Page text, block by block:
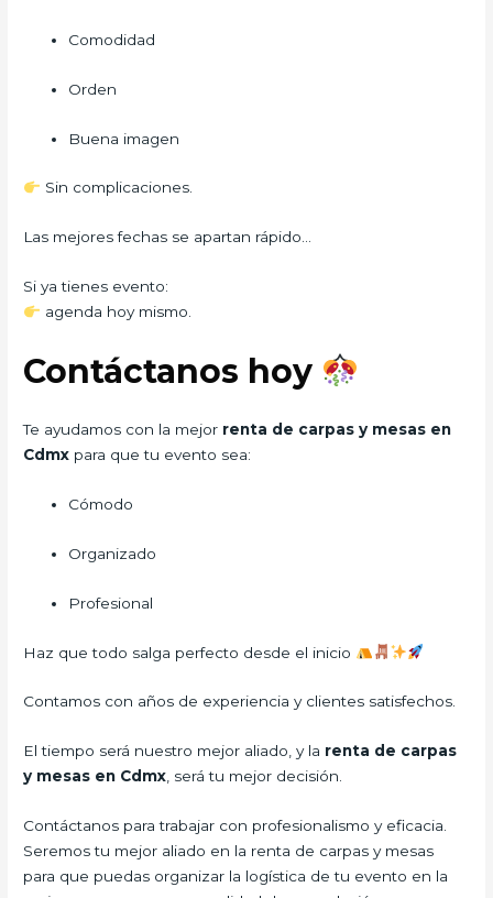
Comodidad
Orden
Buena imagen
Sin complicaciones.
Las mejores fechas se apartan rápido…
Si ya tienes evento:
agenda hoy mismo.
Contáctanos hoy
Te ayudamos con la mejor renta de carpas y mesas en
Cdmx para que tu evento sea:
Cómodo
Organizado
Profesional
Haz que todo salga perfecto desde el inicio
Contamos con años de experiencia y clientes satisfechos.
El tiempo será nuestro mejor aliado, y la renta de carpas
y mesas en Cdmx, será tu mejor decisión.
Contáctanos para trabajar con profesionalismo y eficacia.
Seremos tu mejor aliado en la renta de carpas y mesas
para que puedas organizar la logística de tu evento en la